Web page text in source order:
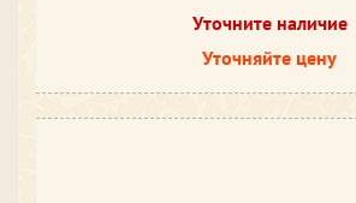
Уточните наличие
Уточняйте цену